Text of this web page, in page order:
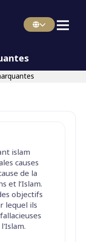
islam
causes
de la
et l’Islam.
objectifs
lequel ils